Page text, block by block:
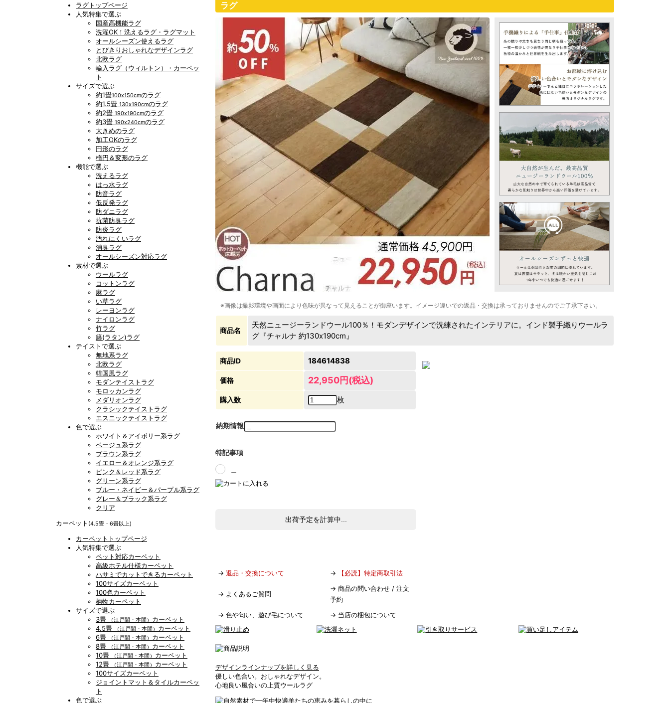
ラグトップページ
人気特集で選ぶ
国産高機能ラグ
洗濯OK！洗えるラグ・ラグマット
オールシーズン使えるラグ
とびきりおしゃれなデザインラグ
北欧ラグ
輸入ラグ（ウィルトン）・カーペッ
ト
サイズで選ぶ
約1畳100x150cmのラグ
約1.5畳 130x190cmのラグ
約2畳 190x190cmのラグ
約3畳 190x240cmのラグ
大きめのラグ
加工OKのラグ
円形のラグ
楕円＆変形のラグ
機能で選ぶ
洗えるラグ
はっ水ラグ
防音ラグ
低反発ラグ
防ダニラグ
抗菌防臭ラグ
防炎ラグ
汚れにくいラグ
消臭ラグ
オールシーズン対応ラグ
素材で選ぶ
ウールラグ
コットンラグ
麻ラグ
い草ラグ
レーヨンラグ
ナイロンラグ
竹ラグ
籐(ラタン)ラグ
テイストで選ぶ
無地系ラグ
北欧ラグ
韓国風ラグ
モダンテイストラグ
モロッカンラグ
メダリオンラグ
クラシックテイストラグ
エスニックテイストラグ
色で選ぶ
ホワイト＆アイボリー系ラグ
ベージュ系ラグ
ブラウン系ラグ
イエロー＆オレンジ系ラグ
ピンク＆レッド系ラグ
グリーン系ラグ
ブルー・ネイビー＆パープル系ラグ
グレー＆ブラック系ラグ
クリア
カーペット (4.5畳・6畳以上)
カーペットトップページ
人気特集で選ぶ
ペット対応カーペット
高級ホテル仕様カーペット
ハサミでカットできるカーペット
100サイズカーペット
100色カーペット
柄物カーペット
サイズで選ぶ
3畳
（江戸間・本間） カーペット
4.5畳
（江戸間・本間） カーペット
6畳
（江戸間・本間） カーペット
8畳
（江戸間・本間） カーペット
10畳
（江戸間・本間） カーペット
12畳
（江戸間・本間） カーペット
100サイズカーペット
ジョイントマット＆タイルカーペッ
ト
色で選ぶ
ラグ
※画像は撮影環境や画面により色味が異なって見えることが御座います。イメージ違いでの返品・交換は承っておりませんのでご了承下さい。
商品名
天然ニュージーランドウール100％！モダンデザインで洗練されたインテリアに。インド製手織りウールラ
グ『チャルナ 約130x190cm』
商品ID 184614838
価格 22,950円(税込)
購入数 枚
納期情報
特記事項
出荷予定を計算中...
→ 返品・交換について → 【必読】特定商取引法
→ よくあるご質問
→ 商品の問い合わせ / 注文
予約
→ 色や匂い、遊び毛について → 当店の梱包について
デザインラインナップを詳しく見る
優しい色合い。おしゃれなデザイン。
心地良い風合いの上質ウールラグ